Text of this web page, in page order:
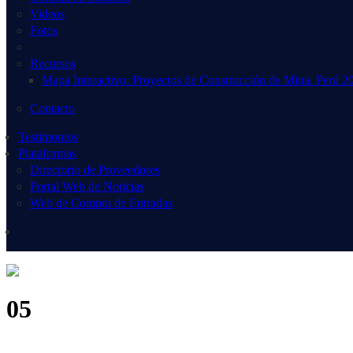
Videos
Fotos
Recursos
Mapa Interactivo: Proyectos de Construcción de Mina. Perú
Contacto
Testimonios
Plataformas
Directorio de Proveedores
Portal Web de Noticias
Web de Compra de Entradas
05